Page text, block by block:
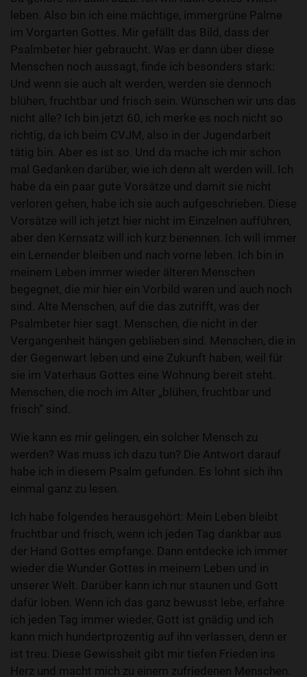
leben. Also bin ich eine mächtige, immergrüne Palme
im Vorgarten Gottes. Mir gefällt das Bild, dass der
Psalmbeter hier gebraucht. Was er dann über diese
Menschen noch aussagt, finde ich besonders stark:
Und wenn sie auch alt werden, werden sie dennoch
blühen, fruchtbar und frisch sein. Wünschen wir uns das
nicht alle? Ich bin jetzt 60, ich merke es noch nicht so
richtig, da ich beim CVJM, also in der Jugendarbeit
tätig bin. Aber es ist so. Und da mache ich mir schon
mal Gedanken darüber, wie ich denn alt werden will. Ich
habe da ein paar gute Vorsätze und damit sie nicht
verloren gehen, habe ich sie auch aufgeschrieben. Diese
Vorsätze will ich jetzt hier nicht im Einzelnen aufführen,
aber den Kernsatz will ich kurz benennen. Ich will immer
ein Lernender bleiben und nach vorne leben. Ich bin in
meinem Leben immer wieder älteren Menschen
begegnet, die mir hier ein Vorbild waren und auch noch
sind. Alte Menschen, auf die das zutrifft, was der
Psalmbeter hier sagt. Menschen, die nicht in der
Vergangenheit hängen geblieben sind. Menschen, die in
der Gegenwart leben und eine Zukunft haben, weil für
sie im Vaterhaus Gottes eine Wohnung bereit steht.
Menschen, die noch im Alter „blühen, fruchtbar und
frisch“ sind.
Wie kann es mir gelingen, ein solcher Mensch zu
werden? Was muss ich dazu tun? Die Antwort darauf
habe ich in diesem Psalm gefunden. Es lohnt sich ihn
einmal ganz zu lesen.
Ich habe folgendes herausgehört: Mein Leben bleibt
fruchtbar und frisch, wenn ich jeden Tag dankbar aus
der Hand Gottes empfange. Dann entdecke ich immer
wieder die Wunder Gottes in meinem Leben und in
unserer Welt. Darüber kann ich nur staunen und Gott
dafür loben. Wenn ich das ganz bewusst lebe, erfahre
ich jeden Tag immer wieder, Gott ist gnädig und ich
kann mich hundertprozentig auf ihn verlassen, denn er
ist treu. Diese Gewissheit gibt mir tiefen Frieden ins
Herz und macht mich zu einem zufriedenen Menschen.